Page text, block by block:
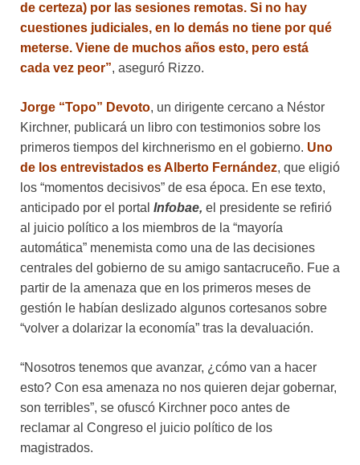
de certeza) por las sesiones remotas. Si no hay
cuestiones judiciales, en lo demás no tiene por qué
meterse. Viene de muchos años esto, pero está
cada vez peor”, aseguró Rizzo.
Jorge “Topo” Devoto, un dirigente cercano a Néstor
Kirchner, publicará un libro con testimonios sobre los
primeros tiempos del kirchnerismo en el gobierno. Uno
de los entrevistados es Alberto Fernández, que eligió
los “momentos decisivos” de esa época. En ese texto,
anticipado por el portal Infobae, el presidente se refirió
al juicio político a los miembros de la “mayoría
automática” menemista como una de las decisiones
centrales del gobierno de su amigo santacruceño. Fue a
partir de la amenaza que en los primeros meses de
gestión le habían deslizado algunos cortesanos sobre
“volver a dolarizar la economía” tras la devaluación.
“Nosotros tenemos que avanzar, ¿cómo van a hacer
esto? Con esa amenaza no nos quieren dejar gobernar,
son terribles”, se ofuscó Kirchner poco antes de
reclamar al Congreso el juicio político de los
magistrados.